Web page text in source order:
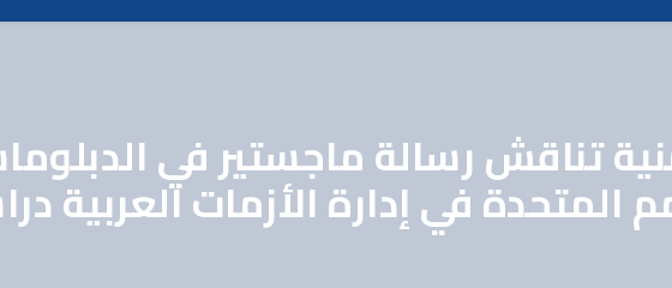
تناقش رسالة ماجستير في
المتحدة في إدارة الأزمات العربية